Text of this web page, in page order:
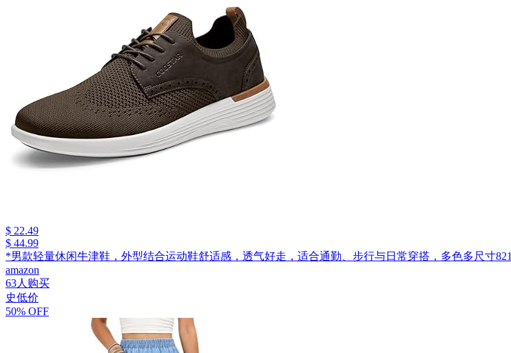
$ 22.49
$ 44.99
*男款轻量休闲牛津鞋，外型结合运动鞋舒适感，透气好走，适合通勤、步行与日常穿搭，多色多尺寸821
amazon
63人购买
史低价
50% OFF